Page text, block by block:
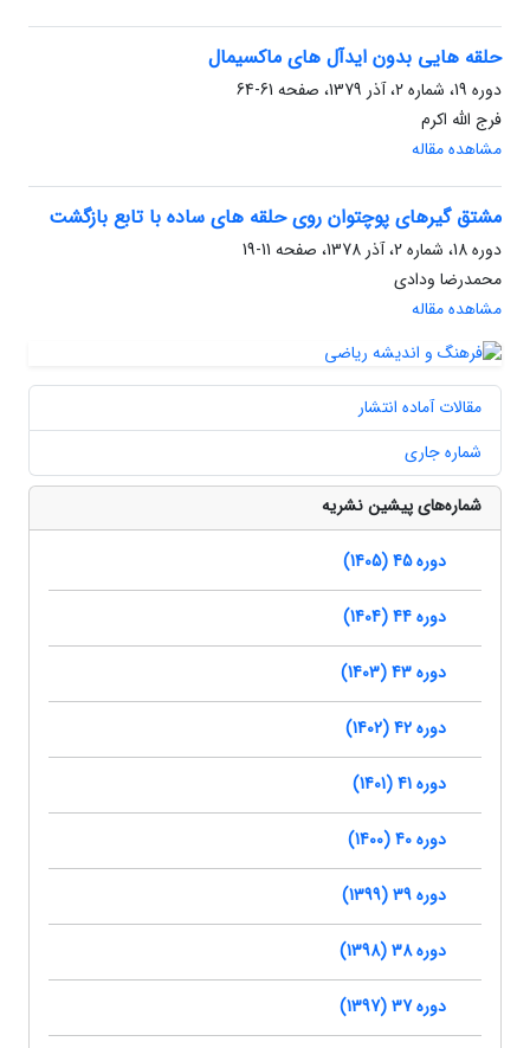
حلقه هایی بدون ایدآل های ماکسیمال
دوره 19، شماره 2، آذر 1379، صفحه
61-64
فرج الله اکرم
مشاهده مقاله
مشتق گیرهای پوچتوان روی حلقه های ساده با تابع بازگشت
دوره 18، شماره 2، آذر 1378، صفحه
11-19
محمدرضا ودادی
مشاهده مقاله
مقالات آماده انتشار
شماره جاری
شماره‌های پیشین نشریه
دوره 45 (1405)
دوره 44 (1404)
دوره 43 (1403)
دوره 42 (1402)
دوره 41 (1401)
دوره 40 (1400)
دوره 39 (1399)
دوره 38 (1398)
دوره 37 (1397)